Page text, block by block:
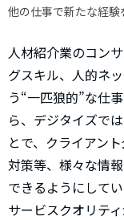
他の仕事で新たな経験
人材紹介業のコン
グスキル、人的ネ
う“一匹狼的”な仕
ら、デジタイズで
とで、クライアン
対策等、様々な情
できるようにして
サービスクオリテ